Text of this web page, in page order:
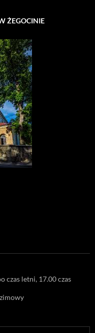
ŻEGOCINIE
czas letni, 17.00 czas